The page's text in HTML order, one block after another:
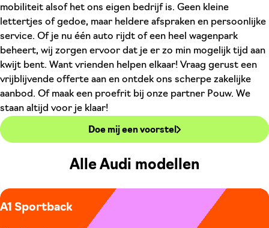
mobiliteit alsof het ons eigen bedrijf is. Geen kleine
lettertjes of gedoe, maar heldere afspraken en persoonlijke
service. Of je nu één auto rijdt of een heel wagenpark
beheert, wij zorgen ervoor dat je er zo min mogelijk tijd aan
kwijt bent. Want vrienden helpen elkaar! Vraag gerust een
vrijblijvende offerte aan en ontdek ons scherpe zakelijke
aanbod. Of maak een proefrit bij onze partner Pouw. We
staan altijd voor je klaar!
Doe mij een voorstel
Alle Audi modellen
A1 Sportback